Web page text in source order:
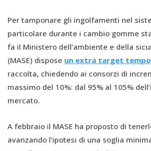
Per tamponare gli ingolfamenti nel
particolare durante i cambio gomme
fa il Ministero dell’ambiente e della
(MASE) dispose un extra target
raccolta, chiedendo ai consorzi di
massimo del 10%: dal 95% al 105%
mercato.
A febbraio il MASE ha proposto di
avanzando l’ipotesi di una soglia